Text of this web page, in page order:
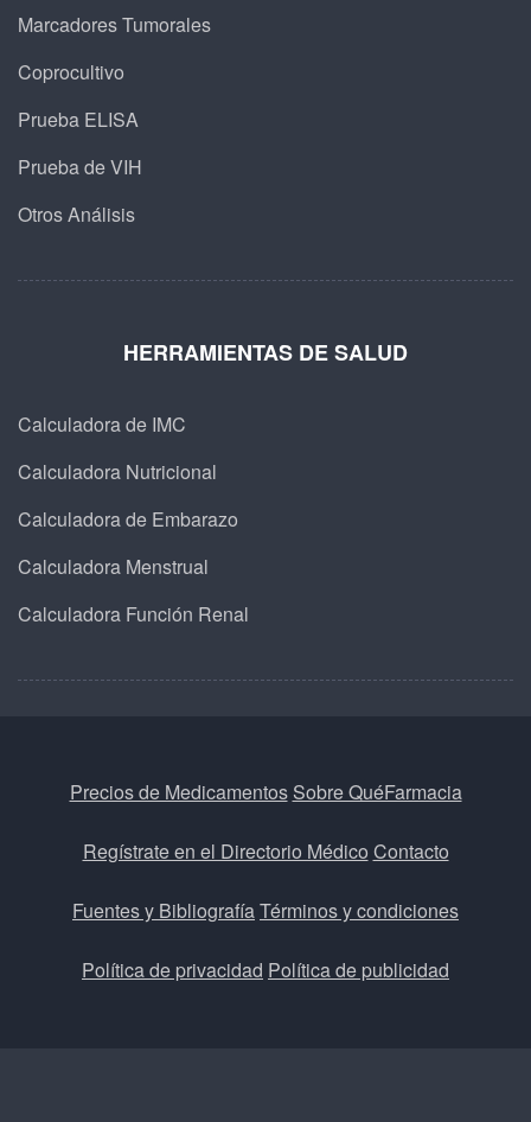
Marcadores Tumorales
Coprocultivo
Prueba ELISA
Prueba de VIH
Otros Análisis
HERRAMIENTAS DE SALUD
Calculadora de IMC
Calculadora Nutricional
Calculadora de Embarazo
Calculadora Menstrual
Calculadora Función Renal
Precios de Medicamentos Sobre QuéFarmacia
Regístrate en el Directorio Médico Contacto
Fuentes y BibliografíaTérminos y condiciones
Política de privacidad Política de publicidad